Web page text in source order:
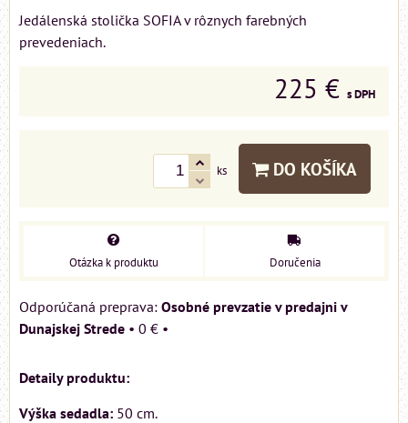
Jedálenská stolička SOFIA v rôznych farebných
prevedeniach.
225 € s DPH
ks DO KOŠÍKA
Otázka k produktu Doručenia
Osobné prevzatie v predajni v
Dunajskej Strede • 0 € •
Detaily produktu:
Výška sedadla: 50 cm.